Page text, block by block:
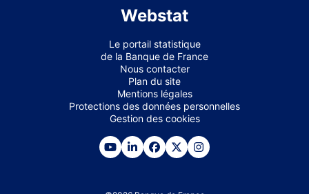
Webstat
Le portail statistique
de la Banque de France
Nous contacter
Plan du site
Mentions légales
Protections des données personnelles
Gestion des cookies